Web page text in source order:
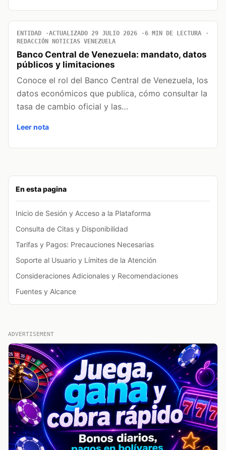
En esta pagina
Inicio de Sesión y Acceso a la Plataforma
Consulta de Citas y Disponibilidad
Tarifas y Pagos: Precauciones Necesarias
Soporte al Usuario y Límites de la Atención
Consideraciones Adicionales y Recomendaciones
Fuentes y Alcance
ENTIDAD ACTUALIZADO 29 JULIO 2026
6 MIN DE LECTURA
REDACCIÓN NOTICIAS VENEZUELA
Banco Central de Venezuela: mandato, datos
públicos y limitaciones
Conoce el rol del Banco Central de Venezuela, los
datos económicos que publica, cómo consultar la
tasa de cambio oficial y las…
Leer nota
ADVERTISEMENT